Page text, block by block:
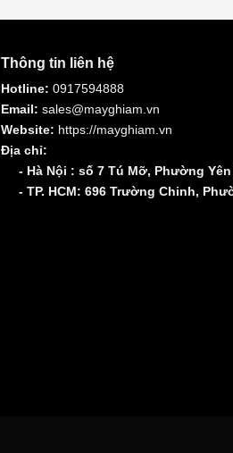
Thông tin liên hệ
Hotline: 0917594888
Email: sales@mayghiam.vn
Website: https://mayghiam.vn
Địa chỉ:
- Hà Nội : số 7 Tú Mỡ, Phường Yên
- TP. HCM: 696 Trường Chinh,